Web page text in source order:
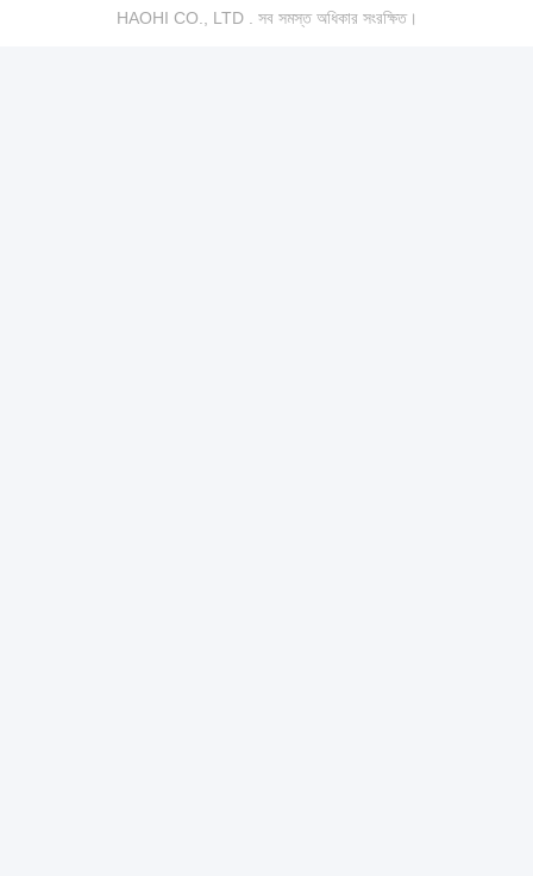
HAOHI CO., LTD . সব সমস্ত অধিকার সংরক্ষিত।